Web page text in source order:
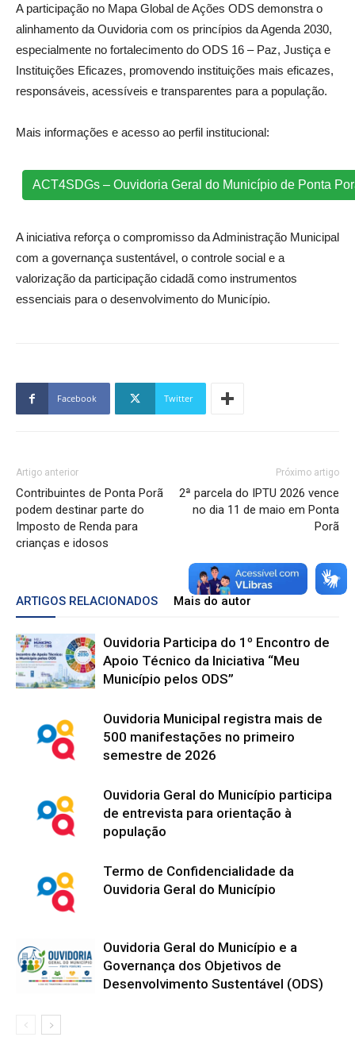
A participação no Mapa Global de Ações ODS demonstra o
alinhamento da Ouvidoria com os princípios da Agenda 2030,
especialmente no fortalecimento do ODS 16 – Paz, Justiça e
Instituições Eficazes, promovendo instituições mais eficazes,
responsáveis, acessíveis e transparentes para a população.
Mais informações e acesso ao perfil institucional:
ACT4SDGs – Ouvidoria Geral do Município de Ponta
A iniciativa reforça o compromisso da Administração Municipal
com a governança sustentável, o controle social e a
valorização da participação cidadã como instrumentos
essenciais para o desenvolvimento do Município.
Facebook Twitter
Artigo anterior
Contribuintes de Ponta Porã
podem destinar parte do
Imposto de Renda para
crianças e idosos
Próximo artigo
2ª parcela do IPTU 2026 vence
no dia 11 de maio em Ponta
Porã
ARTIGOS RELACIONADOS Mais do autor
Ouvidoria Participa do 1º Encontro de
Apoio Técnico da Iniciativa “Meu
Município pelos ODS”
Ouvidoria Municipal registra mais de
500 manifestações no primeiro
semestre de 2026
Ouvidoria Geral do Município participa
de entrevista para orientação à
população
Termo de Confidencialidade da
Ouvidoria Geral do Município
Ouvidoria Geral do Município e a
Governança dos Objetivos de
Desenvolvimento Sustentável (ODS)